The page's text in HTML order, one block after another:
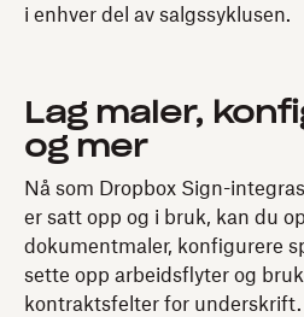
i enhver del av salgssyklusen.
Lag maler,
og mer
Nå som Dropbox Sign-
er satt opp og i bruk, kan du
dokumentmaler, konfigurere
sette opp arbeidsflyter og
kontraktsfelter for underskrift.